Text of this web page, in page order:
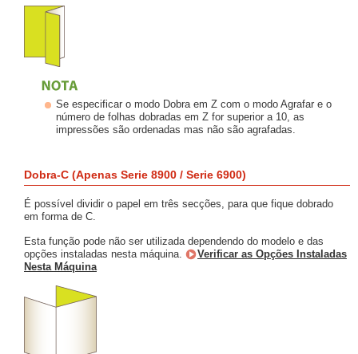
Se especificar o modo Dobra em Z com o modo Agrafar e o
número de folhas dobradas em Z for superior a 10, as
impressões são ordenadas mas não são agrafadas.
Dobra-C (Apenas Serie 8900 / Serie 6900)
É possível dividir o papel em três secções, para que fique dobrado
em forma de C.
Esta função pode não ser utilizada dependendo do modelo e das
opções instaladas nesta máquina.
Verificar as Opções Instaladas
Nesta Máquina